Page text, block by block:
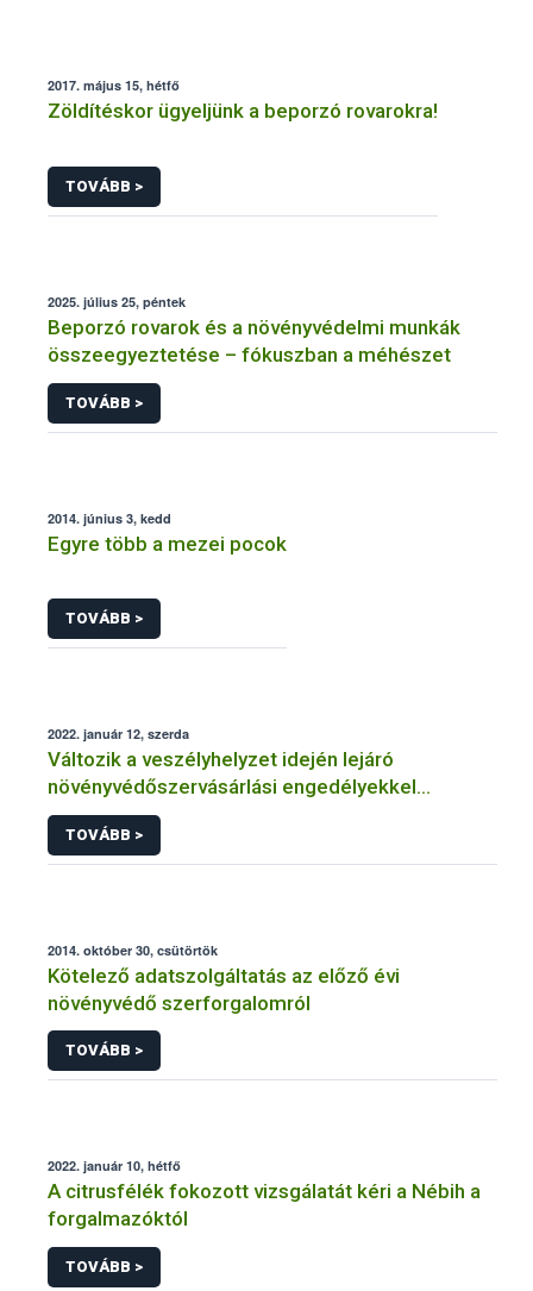
2017. május 15, hétfő
Zöldítéskor ügyeljünk a beporzó rovarokra!
TOVÁBB >
2025. július 25, péntek
Beporzó rovarok és a növényvédelmi munkák
összeegyeztetése – fókuszban a méhészet
TOVÁBB >
2014. június 3, kedd
Egyre több a mezei pocok
TOVÁBB >
2022. január 12, szerda
Változik a veszélyhelyzet idején lejáró
növényvédőszervásárlási engedélyekkel
kapcsolatos szabályozás
TOVÁBB >
2014. október 30, csütörtök
Kötelező adatszolgáltatás az előző évi
növényvédő szerforgalomról
TOVÁBB >
2022. január 10, hétfő
A citrusfélék fokozott vizsgálatát kéri a Nébih a
forgalmazóktól
TOVÁBB >